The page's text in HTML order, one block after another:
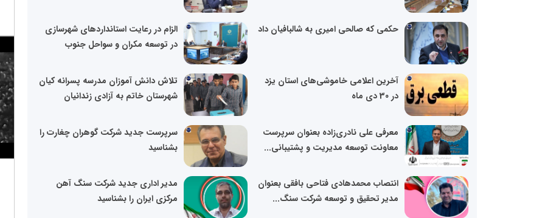
حکمی که صالحی امیری به شالبافیان داد
الزام در رعایت استاندار‌دهای شهرسازی
در توسعه مکران و سواحل جنوب
آخرین اعلامی خاموشی‌های استان یزد
در 30 دی ماه
تلاش دانش آموزان مدرسه پسرانه کیان
شهرستان خاتم به آزادی زندانیان
معرفی علی نادری‌زاده بعنوان سرپرست
معاونت توسعه مدیریت و پشتیبانی...
سرپرست جدید شرکت گوهران چغارت را
بشناسید
انتصاب محمدهادی فتاحی بافقی بعنوان
مدیر تحقیق و توسعه شرکت سنگ...
مدیر اداری جدید شرکت سنگ آهن
مرکزی ایران را بشناسید